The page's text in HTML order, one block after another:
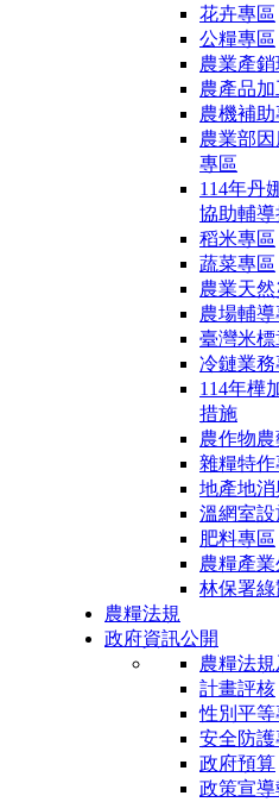
花卉專區
公糧專區
農業產
農產品
農機補助
農業部
專區
114年丹
協助輔
稻米專區
蔬菜專區
農業天
農場輔導
臺灣米
冷鏈業務
114年樺
措施
農作物
雜糧特作
地產地
溫網室
肥料專區
農糧產
林保署
農糧法規
政府資訊公開
農糧法
計畫評核
性別平等
安全防護
政府預算
政策宣